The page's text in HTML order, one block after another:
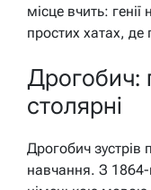
місце вчить:
простих хатах, де
Дрогобич:
столярні
Дрогобич
навчання. З